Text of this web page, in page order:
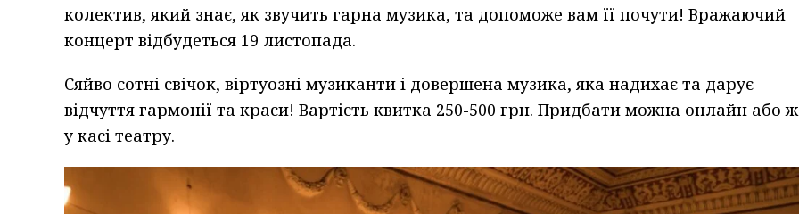
колектив, який знає, як звучить гарна музика, та допоможе вам її почути! Вражаючий
концерт відбудеться 19 листопада.
Сяйво сотні свічок, віртуозні музиканти і довершена музика, яка надихає та дарує
відчуття гармонії та краси! Вартість квитка 250-500 грн. Придбати можна онлайн або ж
у касі театру.